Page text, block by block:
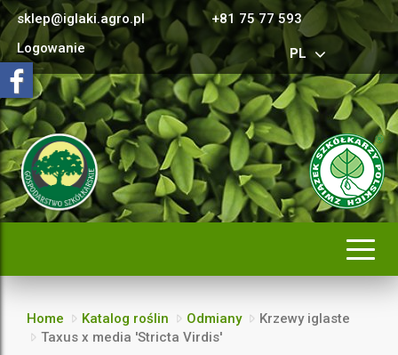
sklep@iglaki.agro.pl
+81 75 77 593
Logowanie
PL
Home Katalog roślin Odmiany
Krzewy iglaste
Taxus x media 'Stricta Virdis'